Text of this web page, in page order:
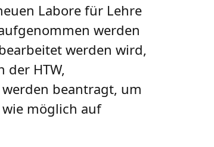
Labore für Lehre
werden
werden wird,
HTW,
beantragt, um
möglich auf